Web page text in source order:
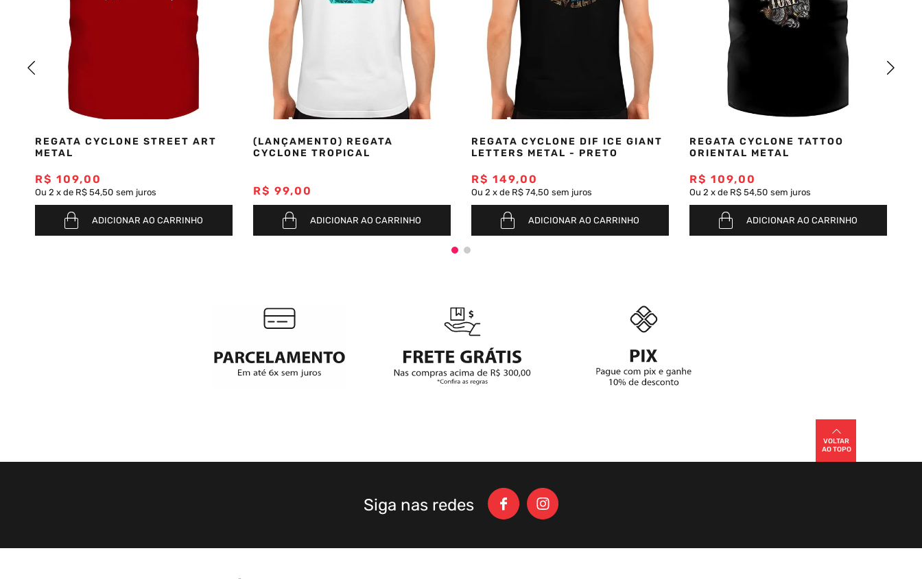
REGATA CYCLONE STREET ART
METAL
R$ 109,00
Ou 2 x de R$ 54,50 sem juros
ADICIONAR AO CARRINHO
(LANÇAMENTO) REGATA
CYCLONE TROPICAL
R$ 99,00
ADICIONAR AO CARRINHO
REGATA CYCLONE DIF ICE GIANT
LETTERS METAL - PRETO
R$ 149,00
Ou 2 x de R$ 74,50 sem juros
ADICIONAR AO CARRINHO
REGATA CYCLONE TATTOO
ORIENTAL METAL
R$ 109,00
Ou 2 x de R$ 54,50 sem juros
ADICIONAR AO CARRINHO
VOLTAR
AO TOPO
Siga nas redes